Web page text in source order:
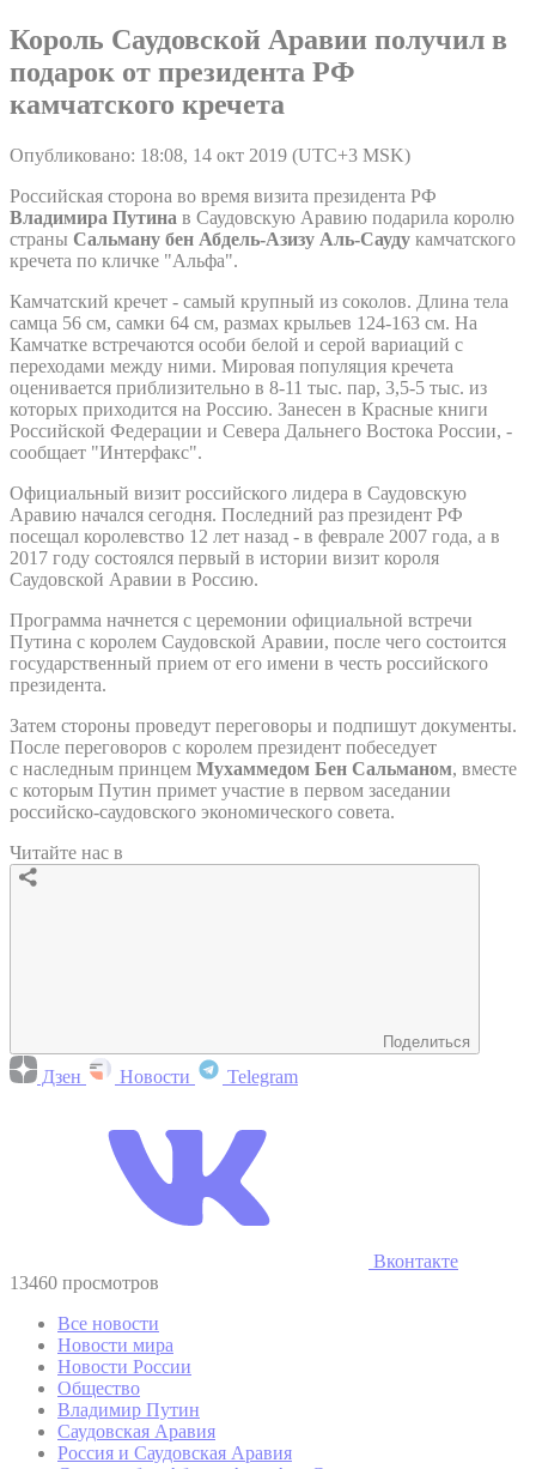
Король Саудовской Аравии получил в
подарок от президента РФ
камчатского кречета
Опубликовано: 18:08, 14 окт 2019 (UTC+3 MSK)
Российская сторона во время визита президента РФ
Владимира Путина в Саудовскую Аравию подарила королю
страны Сальману бен Абдель-Азизу Аль-Сауду камчатского
кречета по кличке "Альфа".
Камчатский кречет - самый крупный из соколов. Длина тела
самца 56 см, самки 64 см, размах крыльев 124-163 см. На
Камчатке встречаются особи белой и серой вариаций с
переходами между ними. Мировая популяция кречета
оценивается приблизительно в 8-11 тыс. пар, 3,5-5 тыс. из
которых приходится на Россию. Занесен в Красные книги
Российской Федерации и Севера Дальнего Востока России, -
сообщает "Интерфакс".
Официальный визит российского лидера в Саудовскую
Аравию начался сегодня. Последний раз президент РФ
посещал королевство 12 лет назад - в феврале 2007 года, а в
2017 году состоялся первый в истории визит короля
Саудовской Аравии в Россию.
Программа начнется с церемонии официальной встречи
Путина с королем Саудовской Аравии, после чего состоится
государственный прием от его имени в честь российского
президента.
Затем стороны проведут переговоры и подпишут документы.
После переговоров с королем президент побеседует
с наследным принцем Мухаммедом Бен Сальманом, вместе
с которым Путин примет участие в первом заседании
российско-саудовского экономического совета.
Читайте нас в
Поделиться
Дзен Новости Telegram
Вконтакте
13460 просмотров
Все новости
Новости мира
Новости России
Общество
Владимир Путин
Саудовская Аравия
Россия и Саудовская Аравия